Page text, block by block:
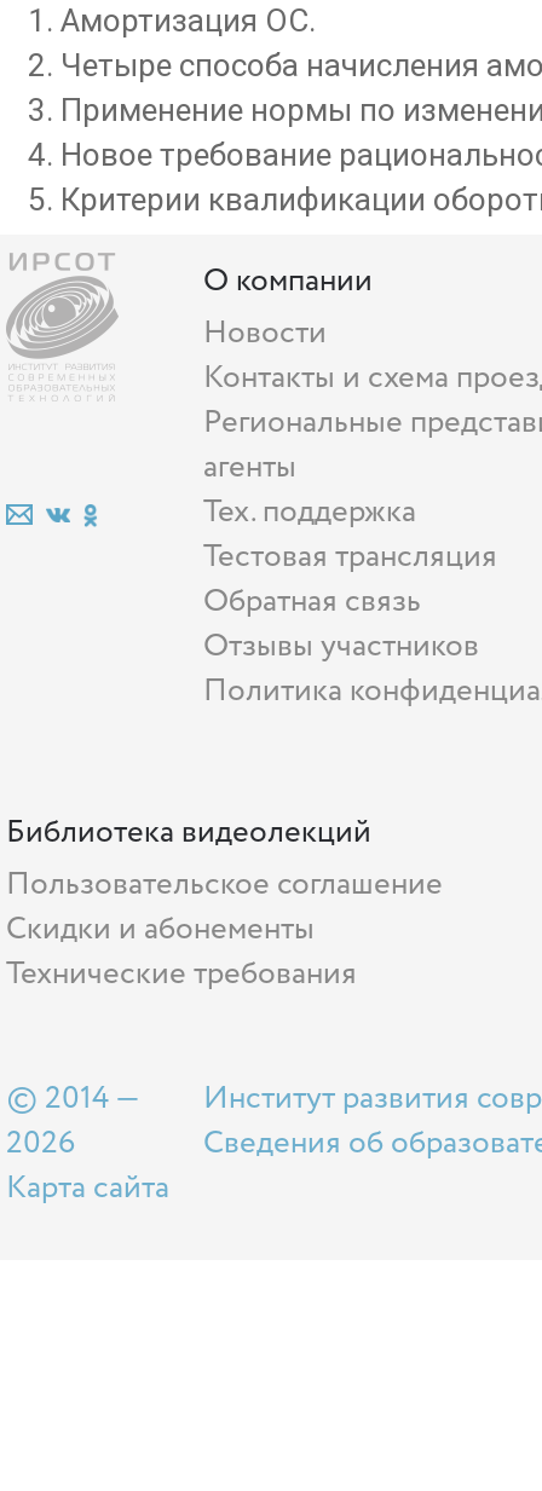
Амортизация ОС.
Четыре способа начисления
Применение нормы по
Новое требование
Критерии квалификации
О компании
Новости
Контакты и схема
Региональные
агенты
Тех. поддержка
Тестовая трансляция
Обратная связь
Отзывы участников
Политика
Библиотека видеолекций
Пользовательское соглашение
Скидки и абонементы
Технические требования
© 2014 —
2026
Карта сайта
Институт развития
Сведения об